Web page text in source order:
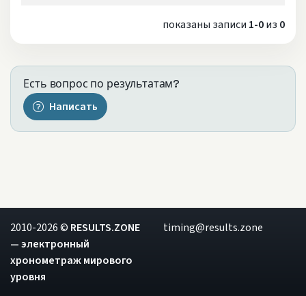
показаны записи 1-0из 0
Есть вопрос по результатам?
Написать
2010-2026 © RESULTS.ZONE
— электронный
хронометраж мирового
уровня
timing@results.zone